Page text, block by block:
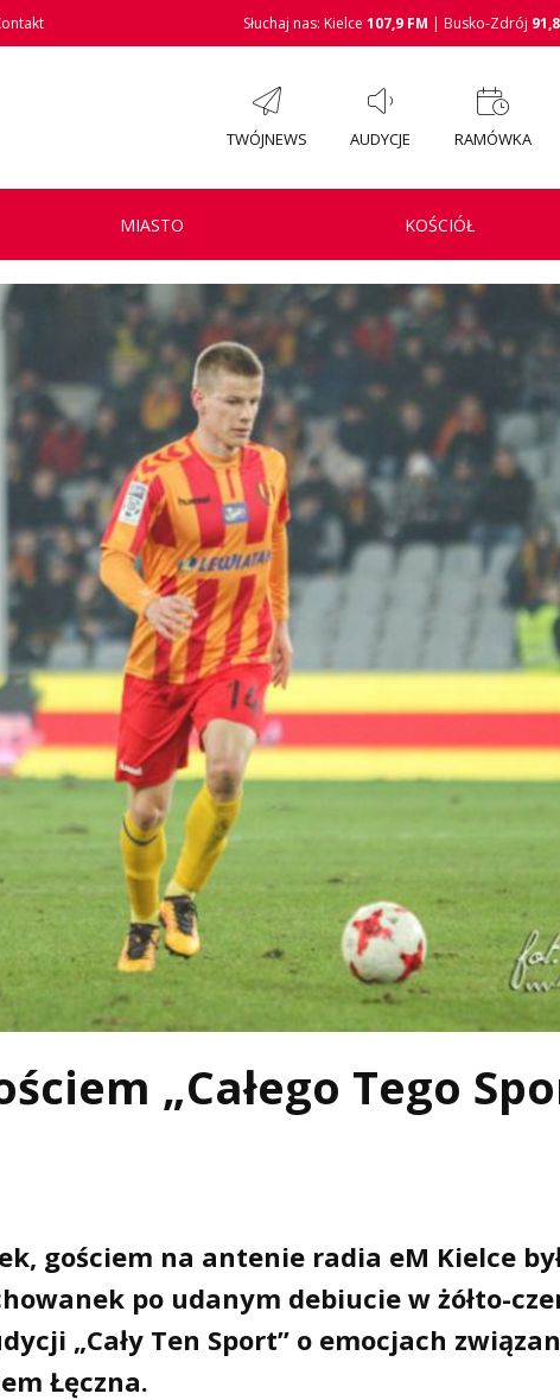
Słuchaj nas: Kielce 107,9 FM | Busko-Zdrój
TWÓJNEWS AUDYCJE RAMÓWKA
MIASTO KOŚCIÓŁ
„Całego Tego
gościem na antenie radia eM Kielce
po udanym debiucie w żółto-
„Cały Ten Sport” o emocjach
Łęczna.